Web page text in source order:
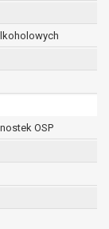
OSP
niezgodne
dane
ich
ich do
wniosła
czy